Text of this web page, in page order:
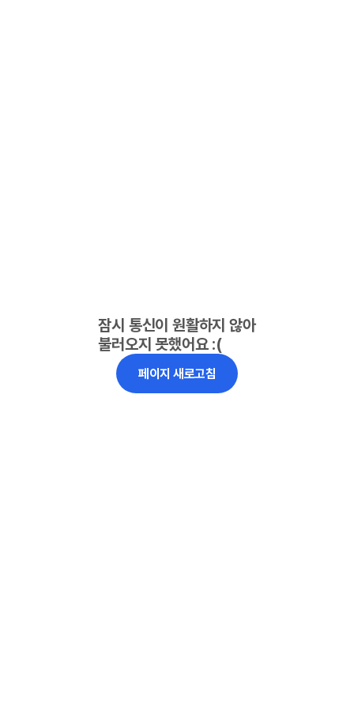
잠시 통신이 원활하지 않아
불러오지 못했어요 :(
페이지 새로고침